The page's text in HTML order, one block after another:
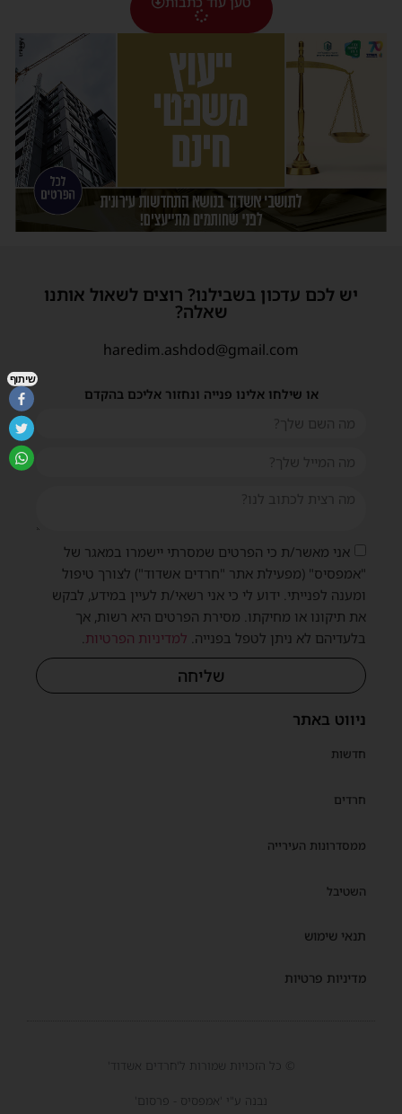
ניווט באתר
חדשות
חרדים
ממסדרונות העירייה
השטיבל
תנאי שימוש
מדיניות פרטיות
יש לכם עדכון בשבילנו? רוצים לשאול אותנו
שאלה?
haredim.ashdod@gmail.com
או שילחו אלינו פנייה ונחזור אליכם בהקדם
אני מאשר/ת כי הפרטים שמסרתי יישמרו במאגר של
"אמפסיס" (מפעילת אתר "חרדים אשדוד") לצורך טיפול
ומענה לפנייתי. ידוע לי כי אני רשאי/ת לעיין במידע, לבקש
את תיקונו או מחיקתו. מסירת הפרטים היא רשות, אך
בלעדיהם לא ניתן לטפל בפנייה. למדיניות הפרטיות.
שליחה
© כל הזכויות שמורות ל'חרדים אשדוד'
נבנה ע"י 'אמפסיס - פרסום'
שיתוף